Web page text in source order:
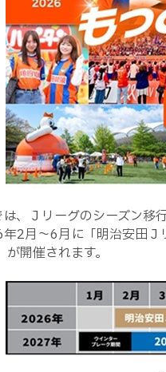
、Ｊリーグのシーズン移
2月～6月に「明治安田
開催されます。